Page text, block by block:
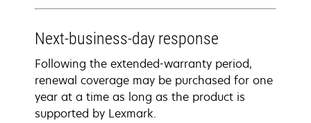
Next-business-day response
Following the extended-warranty period,
renewal coverage may be purchased for one
year at a time as long as the product is
supported by Lexmark.